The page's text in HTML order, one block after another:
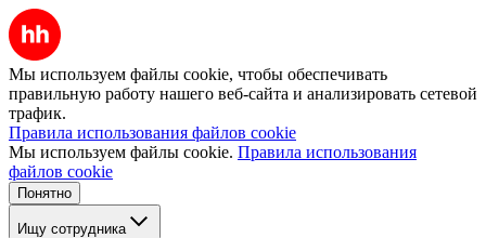
Мы используем файлы cookie, чтобы обеспечивать
правильную работу нашего веб-сайта и анализировать сетевой
трафик.
Правила использования файлов cookie
Мы используем файлы cookie. Правила использования
файлов cookie
Понятно
Ищу сотрудника